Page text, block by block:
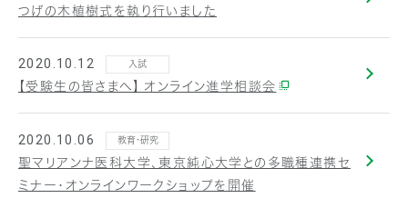
つげの木植樹式を執り行いました
2020.10.12 入試
【受験生の皆さまへ】 オンライン進学相談会
2020.10.06 教育・研究
聖マリアンナ医科大学、東京純心大学との多職種連携セ
ミナー・オンラインワークショップを開催